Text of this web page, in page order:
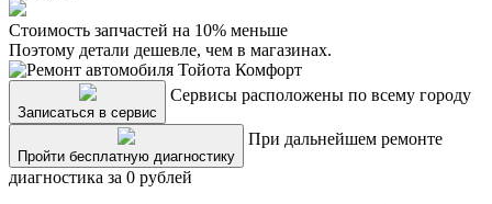
Стоимость запчастей на 10% меньше
Поэтому детали дешевле, чем в магазинах.
Записаться в сервис
Сервисы расположены по всему городу
Пройти бесплатную диагностику
При дальнейшем ремонте
диагностика за 0 рублей